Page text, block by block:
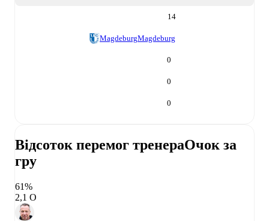
14
MagdeburgMagdeburg
0
0
0
Відсоток перемог тренераОчок за
гру
61%
2,1 О